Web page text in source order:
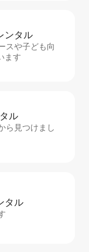
ン⁠タ⁠ル
スや子ども向
ます
ル
ら見つけまし
タ⁠ル